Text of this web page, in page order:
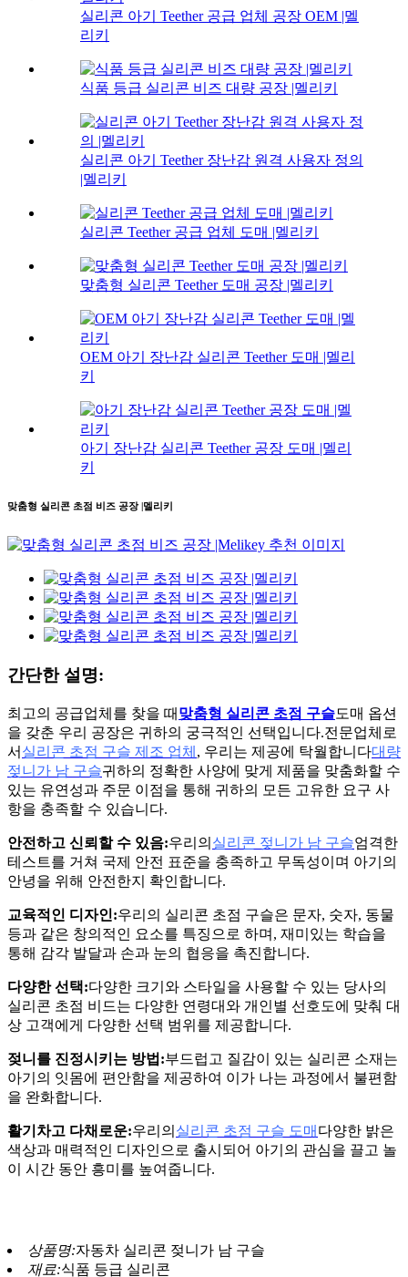
실리콘 아기 Teether 공급 업체 공장 OEM |멜
리키
식품 등급 실리콘 비즈 대량 공장 |멜리키
실리콘 아기 Teether 장난감 원격 사용자 정의
|멜리키
실리콘 Teether 공급 업체 도매 |멜리키
맞춤형 실리콘 Teether 도매 공장 |멜리키
OEM 아기 장난감 실리콘 Teether 도매 |멜리
키
아기 장난감 실리콘 Teether 공장 도매 |멜리
키
맞춤형 실리콘 초점 비즈 공장 |멜리키
간단한 설명:
최고의 공급업체를 찾을 때 맞춤형 실리콘 초점 구슬도매 옵션
을 갖춘 우리 공장은 귀하의 궁극적인 선택입니다.전문업체로
서 실리콘 초점 구슬 제조 업체 , 우리는 제공에 탁월합니다대량
젖니가 남 구슬귀하의 정확한 사양에 맞게 제품을 맞춤화할 수
있는 유연성과 주문 이점을 통해 귀하의 모든 고유한 요구 사
항을 충족할 수 있습니다.
안전하고 신뢰할 수 있음:우리의 실리콘 젖니가 남 구슬엄격한
테스트를 거쳐 국제 안전 표준을 충족하고 무독성이며 아기의
안녕을 위해 안전한지 확인합니다.
교육적인 디자인:우리의 실리콘 초점 구슬은 문자, 숫자, 동물
등과 같은 창의적인 요소를 특징으로 하며, 재미있는 학습을
통해 감각 발달과 손과 눈의 협응을 촉진합니다.
다양한 선택:다양한 크기와 스타일을 사용할 수 있는 당사의
실리콘 초점 비드는 다양한 연령대와 개인별 선호도에 맞춰 대
상 고객에게 다양한 선택 범위를 제공합니다.
젖니를 진정시키는 방법:부드럽고 질감이 있는 실리콘 소재는
아기의 잇몸에 편안함을 제공하여 이가 나는 과정에서 불편함
을 완화합니다.
활기차고 다채로운:우리의 실리콘 초점 구슬 도매 다양한 밝은
색상과 매력적인 디자인으로 출시되어 아기의 관심을 끌고 놀
이 시간 동안 흥미를 높여줍니다.
상품명:자동차 실리콘 젖니가 남 구슬
재료:식품 등급 실리콘